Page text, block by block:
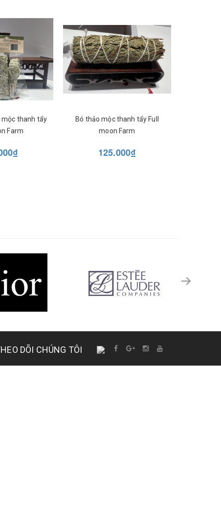
thanh tẩy
Farm
Bó thảo mộc thanh tẩy Full
moon Farm
125.000₫
DÕI CHÚNG TÔI